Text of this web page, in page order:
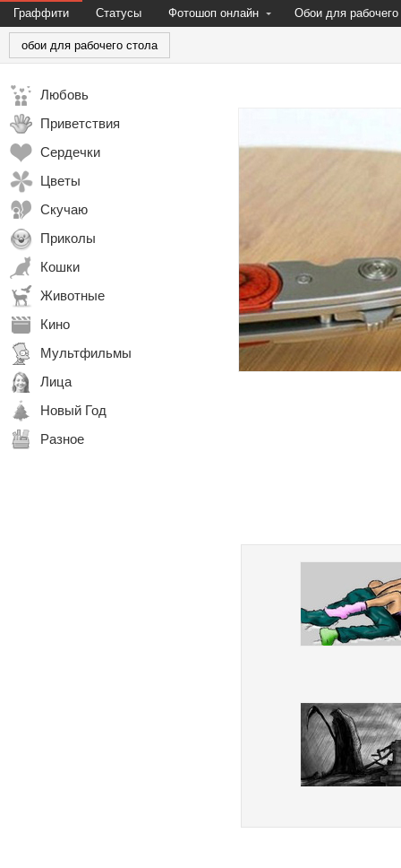
Граффити Статусы Фотошоп онлайн Обои для рабочего
обои для рабочего стола
Любовь
Приветствия
Сердечки
Цветы
Скучаю
Приколы
Кошки
Животные
Кино
Мультфильмы
Лица
Новый Год
Разное